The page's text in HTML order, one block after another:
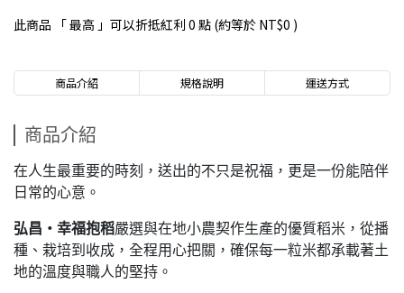
此商品 「 最高 」可以折抵紅利 0 點 (約等於 NT$0 )
商品介紹 規格說明 運送方式
商品介紹
在人生最重要的時刻，送出的不只是祝福，更是一份能陪伴
日常的心意。
弘昌・幸福抱稻嚴選與在地小農契作生產的優質稻米，從播
種、栽培到收成，全程用心把關，確保每一粒米都承載著土
地的溫度與職人的堅持。